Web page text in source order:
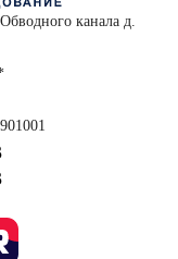
канала д.